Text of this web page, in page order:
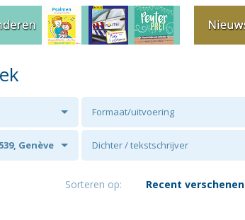
Formaat/uitvoering
Genève Dichter / tekstschrijver
Sorteren op: Recent verschenen